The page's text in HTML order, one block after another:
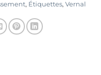
, Étiquettes, Vernal